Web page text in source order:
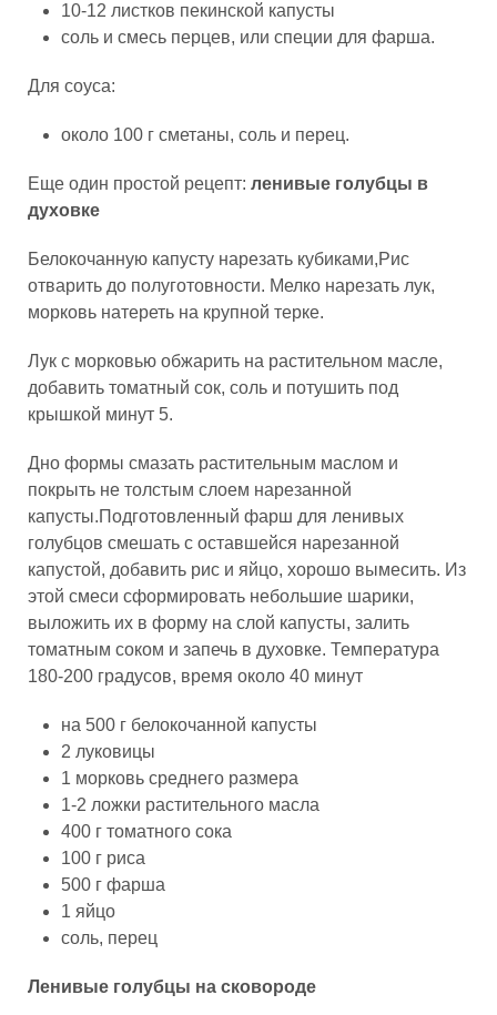
10-12 листков пекинской капусты
соль и смесь перцев, или специи для фарша.
Для соуса:
около 100 г сметаны, соль и перец.
Еще один простой рецепт: ленивые голубцы в
духовке
Белокочанную капусту нарезать кубиками,Рис
отварить до полуготовности. Мелко нарезать лук,
морковь натереть на крупной терке.
Лук с морковью обжарить на растительном масле,
добавить томатный сок, соль и потушить под
крышкой минут 5.
Дно формы смазать растительным маслом и
покрыть не толстым слоем нарезанной
капусты.Подготовленный фарш для ленивых
голубцов смешать с оставшейся нарезанной
капустой, добавить рис и яйцо, хорошо вымесить. Из
этой смеси сформировать небольшие шарики,
выложить их в форму на слой капусты, залить
томатным соком и запечь в духовке. Температура
180-200 градусов, время около 40 минут
на 500 г белокочанной капусты
2 луковицы
1 морковь среднего размера
1-2 ложки растительного масла
400 г томатного сока
100 г риса
500 г фарша
1 яйцо
соль, перец
Ленивые голубцы на сковороде